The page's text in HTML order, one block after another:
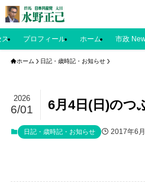
ス プロフィール ホーム 市政
ホーム 日記・歳時記・お知らせ
6月4日(日)のつ
2026
6/01
日記・歳時記・お知らせ 2017年6